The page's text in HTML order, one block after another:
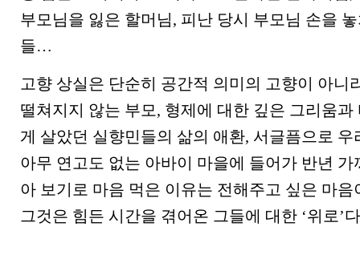
부모님을 잃은 할머님, 피난 당시 부모님 손을
들…
고향 상실은 단순히 공간적 의미의 고향이 아니
떨쳐지지 않는 부모, 형제에 대한 깊은 그리움
게 살았던 실향민들의 삶의 애환, 서글픔으로
아무 연고도 없는 아바이 마을에 들어가 반년
아 보기로 마음 먹은 이유는 전해주고 싶은 마
그것은 힘든 시간을 겪어온 그들에 대한 ‘위로’